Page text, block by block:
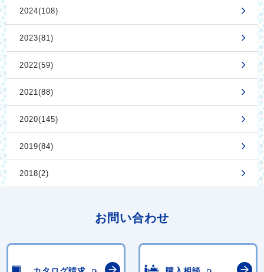
2024(108)
2023(81)
2022(59)
2021(88)
2020(145)
2019(84)
2018(2)
お問い合わせ